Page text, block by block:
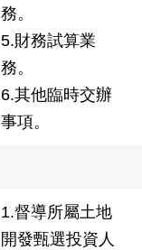
務。
5.財務試算業
務。
6.其他臨時交辦
事項。
1.督導所屬土地
開發甄選投資人